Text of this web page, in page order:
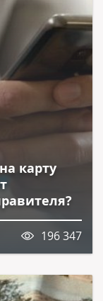
-
23962
карту
196 347